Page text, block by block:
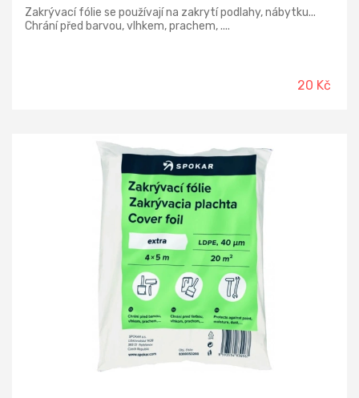
Zakrývací fólie se používají na zakrytí podlahy, nábytku...
Chrání před barvou, vlhkem, prachem, ....
20 Kč